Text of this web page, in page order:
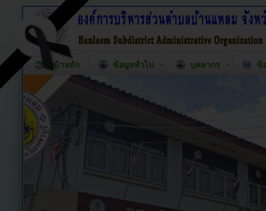
หน้าหลัก ข้อมูลทั่วไป บุคลากร ข้